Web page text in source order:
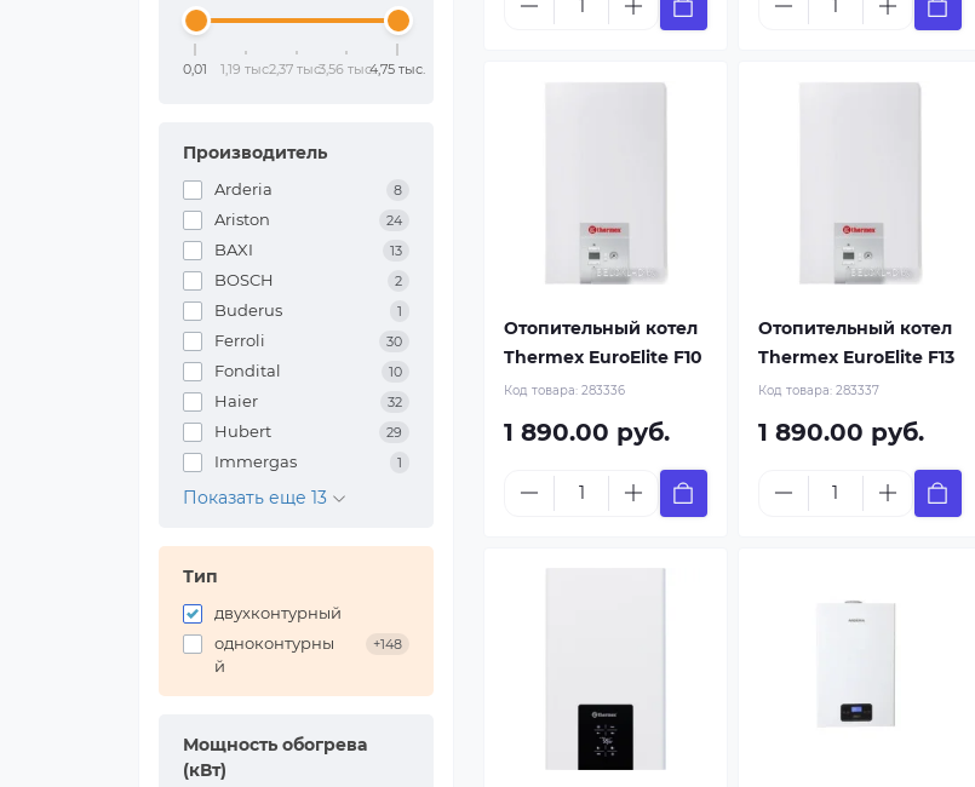
0,01 1,19 тыс.2,37 тыс.3,56 тыс.4,75 тыс.
Производитель
Arderia 8
Ariston 24
BAXI 13
BOSCH 2
Buderus 1
Ferroli 30
Fondital 10
Haier 32
Hubert 29
Immergas 1
Показать еще 13
Тип
двухконтурный
одноконтурны
й
+148
Мощность обогрева
(кВт)
Отопительный котел
Thermex EuroElite F10
Код товара: 283336
1 890.00 руб.
Отопительный котел
Thermex EuroElite F13
Код товара: 283337
1 890.00 руб.